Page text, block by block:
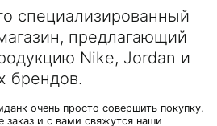
специализированный
предлагающий
Nike, Jordan и
брендов.
очень просто совершить покупку.
заказ и с вами свяжутся наши